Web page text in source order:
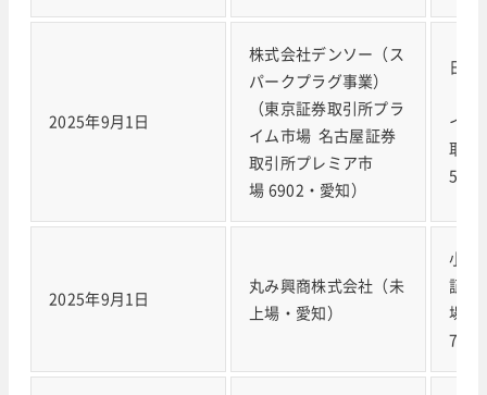
2025年9月1日
株式会社デンソー（ス
パークプラグ事業）
（東京証券取引所プラ
イム市場 名古屋証券
取引所プレミア市
場 6902・愛知）
日本
イム
取引
2025年9月1日
丸み興商株式会社（未
上場・愛知）
小野
証券
場